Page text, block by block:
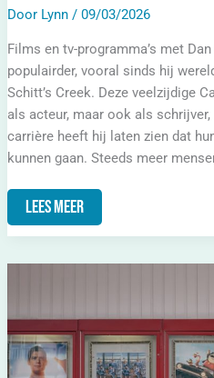
Door Lynn/09/03/2026
Films en tv-programma’s met
populairder, vooral sinds hij
Schitt’s Creek. Deze veelzijdige
als acteur, maar ook als
carrière heeft hij laten zien dat
kunnen gaan. Steeds meer
Lees Meer
En
Tv-
Overzicht